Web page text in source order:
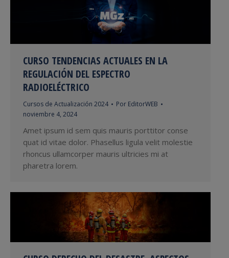
CURSO TENDENCIAS ACTUALES EN LA
REGULACIÓN DEL ESPECTRO
RADIOELÉCTRICO
Cursos de Actualización 2024 Por EditorWEB
noviembre 4, 2024
Amet ipsum id sem quis mauris porttitor conse
quat id vitae dolor. Phasellus ligula velit molestie
rhoncus ullamcorper mauris ultricies mi at
pharetra lorem.